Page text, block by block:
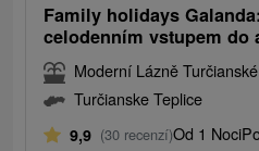
Family holidays
celodenním vstupem do
Moderní Lázně
Turčianske Teplice
9,9 (30 recenzí)Od 1 Noci